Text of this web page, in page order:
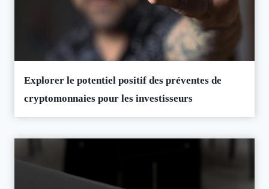
Explorer le potentiel positif des préventes de
cryptomonnaies pour les investisseurs